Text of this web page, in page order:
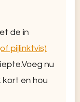
de in
pijlinktvis)
nu
kort en hou